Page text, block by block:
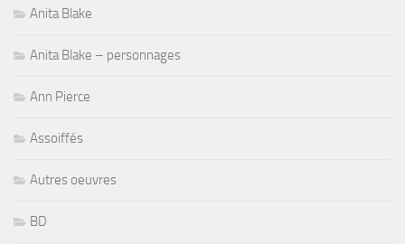
Anita Blake
Anita Blake – personnages
Ann Pierce
Assoiffés
Autres oeuvres
BD